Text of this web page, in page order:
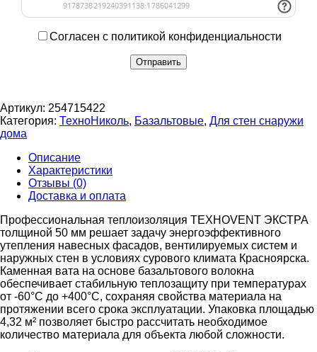
Согласен с политикой конфиденциальности
Артикул: 254715422
Категория: ТехноНиколь, Базальтовые, Для стен снаружи
дома
Описание
Характеристики
Отзывы (0)
Доставка и оплата
Профессиональная теплоизоляция ТЕХНОVENT ЭКСТРА
толщиной 50 мм решает задачу энергоэффективного
утепления навесных фасадов, вентилируемых систем и
наружных стен в условиях сурового климата Красноярска.
Каменная вата на основе базальтового волокна
обеспечивает стабильную теплозащиту при температурах
от -60°C до +400°C, сохраняя свойства материала на
протяжении всего срока эксплуатации. Упаковка площадью
4,32 м² позволяет быстро рассчитать необходимое
количество материала для объекта любой сложности.